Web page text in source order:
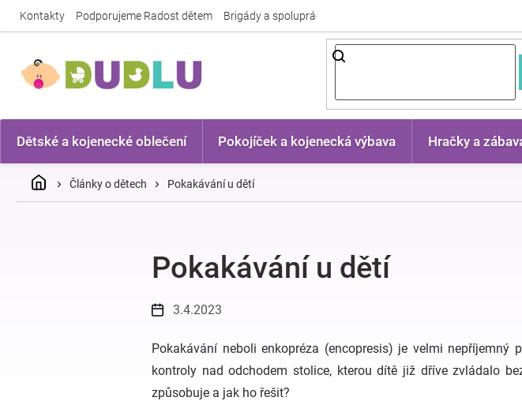
Kontakty Podporujeme Radost dětem Brigády a spolupráce
Dětské a kojenecké oblečení Pokojíček a kojenecká výbava Hračky a
DomůČlánky o dětech Pokakávání u dětí
Pokakávání u dětí
3.4.2023
Pokakávání neboli enkopréza (encopresis) je velmi
kontroly nad odchodem stolice, kterou dítě již dříve zvládalo
způsobuje a jak ho řešit?